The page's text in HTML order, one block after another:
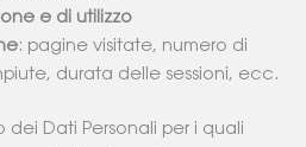
e di utilizzo
: pagine visitate, numero di
durata delle sessioni, ecc.
dei Dati Personali per i quali